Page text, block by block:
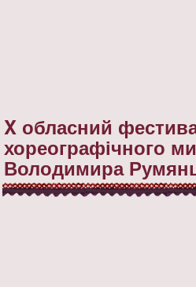
X обласний
хореографічного
Володимира